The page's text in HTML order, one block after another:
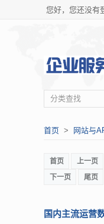
您好，您还没有
分类查找
首页 > 网站与
首页 上一页
下一页
尾页
国内主流运营